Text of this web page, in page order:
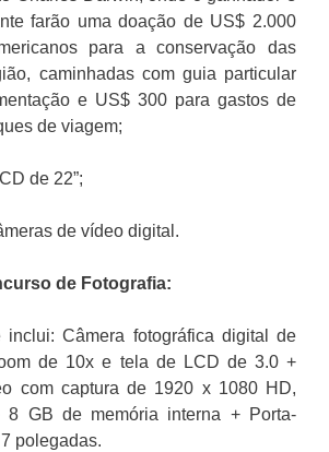
farão uma doação de US$ 2.000
para a conservação das
caminhadas com guia particular
e US$ 300 para gastos de
de viagem;
de 22”;
de vídeo digital.
de Fotografia:
Câmera fotográfica digital de
de 10x e tela de LCD de 3.0 +
com captura de 1920 x 1080 HD,
GB de memória interna + Porta-
polegadas.